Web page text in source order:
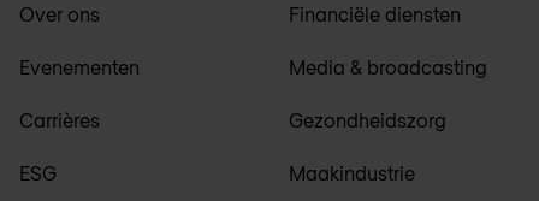
Over ons
Evenementen
Carrières
ESG
Financiële diensten
Media & broadcasting
Gezondheidszorg
Maakindustrie